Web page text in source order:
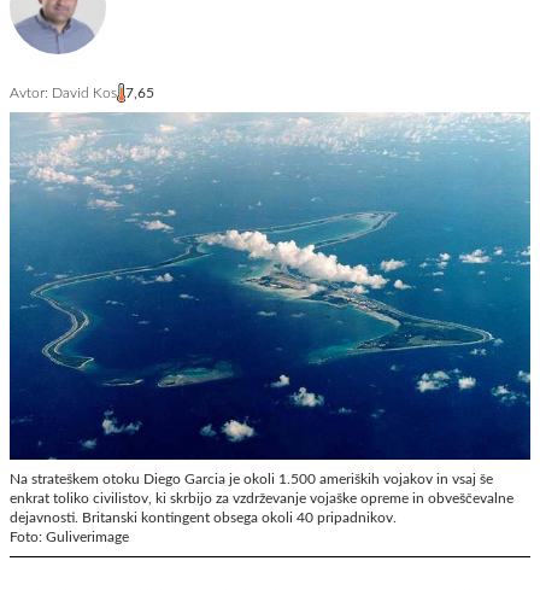
Avtor: David Kos 7,65
Na strateškem otoku Diego Garcia je okoli 1.500 ameriških vojakov in vsaj še
enkrat toliko civilistov, ki skrbijo za vzdrževanje vojaške opreme in obveščevalne
dejavnosti. Britanski kontingent obsega okoli 40 pripadnikov.
Foto: Guliverimage